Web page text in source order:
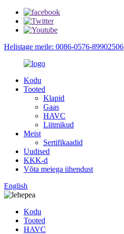
Helistage meile: 0086-0576-89902506
Kodu
Tooted
Klapid
Gaas
HAVC
Liitmikud
Meist
Sertifikaadid
Uudised
KKK-d
Võta meiega ühendust
English
Kodu
Tooted
HAVC